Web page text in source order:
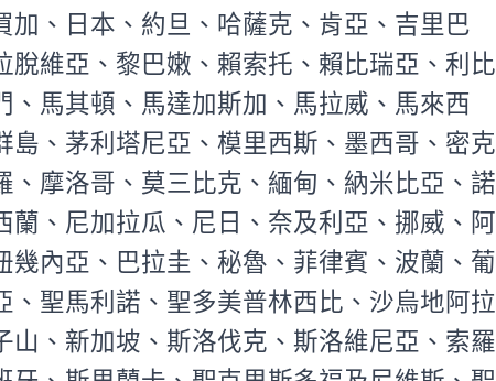
、日本、約旦、哈薩克、肯亞、吉里巴
維亞、黎巴嫩、賴索托、賴比瑞亞、利比
馬其頓、馬達加斯加、馬拉威、馬來西
、茅利塔尼亞、模里西斯、墨西哥、密克
摩洛哥、莫三比克、緬甸、納米比亞、諾
、尼加拉瓜、尼日、奈及利亞、挪威、阿
內亞、巴拉圭、秘魯、菲律賓、波蘭、葡
聖馬利諾、聖多美普林西比、沙烏地阿拉
、新加坡、斯洛伐克、斯洛維尼亞、索羅